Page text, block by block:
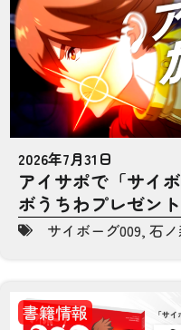
2026年7月31日
アイサポで「サイ
ボうちわプレゼン
サイボーグ009, 石
書籍情報